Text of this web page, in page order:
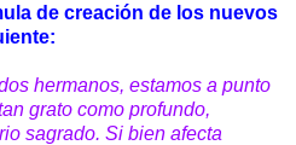
de creación de los nuevos
hermanos, estamos a punto
grato como profundo,
sagrado. Si bien afecta